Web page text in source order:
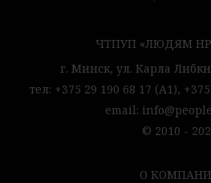
ЧТПУП «ЛЮДЯМ
г. Минск, ул. Карла
тел: +375 29 190 68 17 (А1),
email:
© 2010 -
О